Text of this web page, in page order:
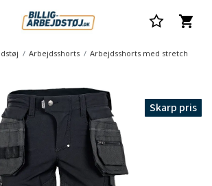
Arbejdsshorts Arbejdsshorts med stretch
Skarp pris